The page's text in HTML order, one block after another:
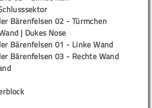
Bärenfelsen 02 - Türmchen
| Dukes Nose
Bärenfelsen 01 - Linke Wand
Bärenfelsen 03 - Rechte Wand